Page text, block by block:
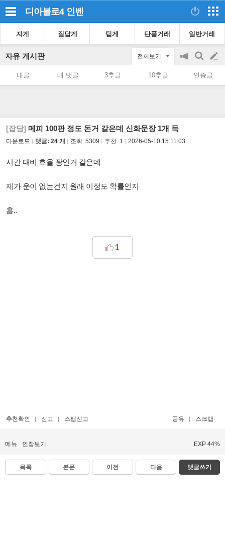
디아블로4 인벤
자게 질답게 팁게 단품거래 일반거래
자유 게시판 전체보기
공
on/off
검
색
글
쓰
내글 내 댓글 3추글 10추글 인증글
[잡담] 메피 100판 정도 돈거 같은데 신화문장 1개 득
다운로드 댓글: 24 개 조회: 5309 추천: 1 2026-05-10 15:11:03
시간 대비 효율 꽝인거 같은데
제가 운이 없는건지 원래 이정도 확률인지
흠..
1
추천확인 신고 스팸신고 공유 스크랩
메뉴 인장보기 EXP 44%
목록 본문 이전 다음 댓글쓰기